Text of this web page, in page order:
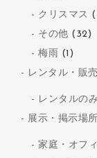
クリスマス
その他 (32)
梅雨 (1)
レンタル・販
レンタルのみ
展示・掲示場
家庭・オフ